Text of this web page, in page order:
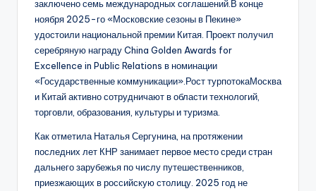
заключено семь международных соглашений.В конце
ноября 2025-го «Московские сезоны в Пекине»
удостоили национальной премии Китая. Проект получил
серебряную награду China Golden Awards for
Excellence in Public Relations в номинации
«Государственные коммуникации».Рост турпотокаМосква
и Китай активно сотрудничают в области технологий,
торговли, образования, культуры и туризма.
Как отметила Наталья Сергунина, на протяжении
последних лет КНР занимает первое место среди стран
дальнего зарубежья по числу путешественников,
приезжающих в российскую столицу. 2025 год не